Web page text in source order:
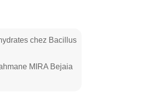
chez Bacillus
MIRA Bejaia